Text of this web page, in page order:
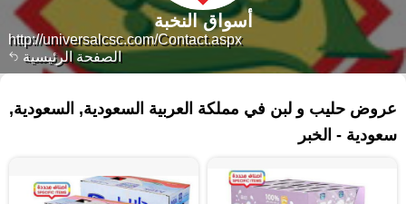
الصفحة الرئيسية
http://universalcsc.com/Contact.aspx
أسواق النخبة
عروض حليب و لبن في مملكة العربية السعودية, السعودية,
سعودية - الخبر‎